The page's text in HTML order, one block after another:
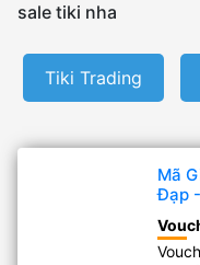
sale tiki nha
Tiki Trading
Mã
Đạp -